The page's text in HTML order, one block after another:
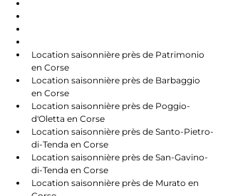
Location saisonnière près de Patrimonio
en Corse
Location saisonnière près de Barbaggio
en Corse
Location saisonnière près de Poggio-
d'Oletta en Corse
Location saisonnière près de Santo-Pietro-
di-Tenda en Corse
Location saisonnière près de San-Gavino-
di-Tenda en Corse
Location saisonnière près de Murato en